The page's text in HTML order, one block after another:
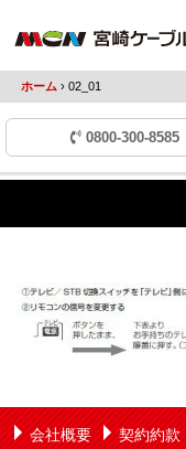
ホーム ›02_01
0800-300-8585
会社概要 契約約款